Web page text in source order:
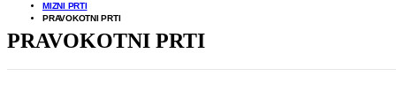
MIZNI PRTI
PRAVOKOTNI PRTI
PRAVOKOTNI PRTI